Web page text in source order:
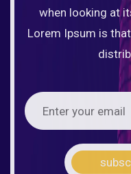
when looking at
Lorem Ipsum is